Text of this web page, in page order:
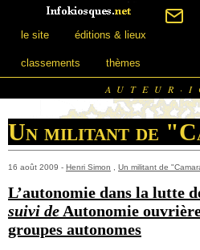
le site éditions & lieux
classements thèmes
Un militant de
16 août 2009 - Henri Simon Un militant de
L’autonomie dans la lutte
suivi de Autonomie
groupes autonomes